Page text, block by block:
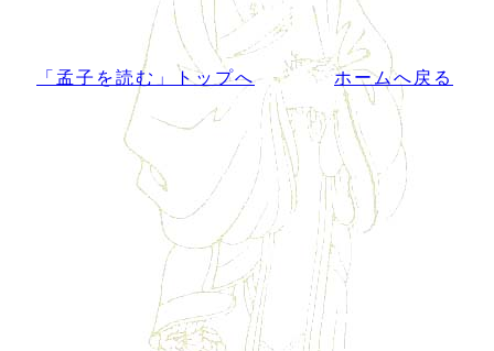
「孟子を読む」トップへ ホームへ戻る